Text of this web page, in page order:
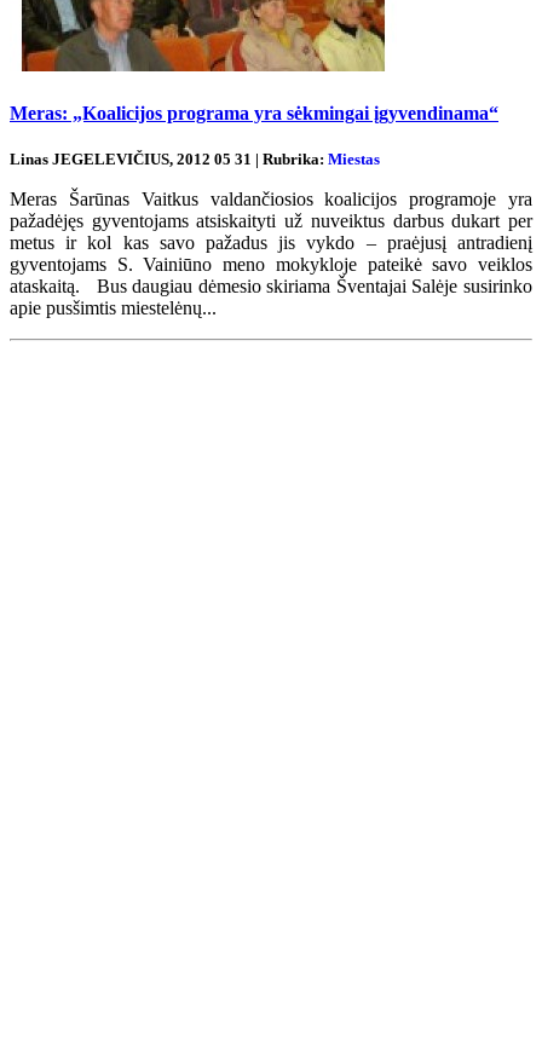
Meras: „Koalicijos programa yra sėkmingai įgyvendinama“
Linas JEGELEVIČIUS, 2012 05 31 | Rubrika: Miestas
Meras Šarūnas Vaitkus valdančiosios koalicijos programoje yra
pažadėjęs gyventojams atsiskaityti už nuveiktus darbus dukart per
metus ir kol kas savo pažadus jis vykdo – praėjusį antradienį
gyventojams S. Vainiūno meno mokykloje pateikė savo veiklos
ataskaitą. Bus daugiau dėmesio skiriama Šventajai Salėje susirinko
apie pusšimtis miestelėnų...